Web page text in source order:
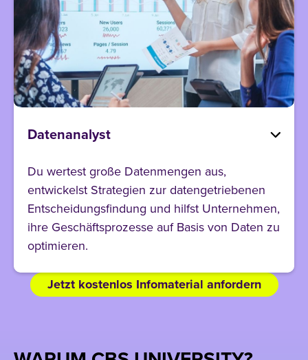
Datenanalyst
Du wertest große Datenmengen aus,
entwickelst Strategien zur datengetriebenen
Entscheidungsfindung und hilfst Unternehmen,
ihre Geschäftsprozesse auf Basis von Daten zu
optimieren.
Jetzt kostenlos Infomaterial anfordern